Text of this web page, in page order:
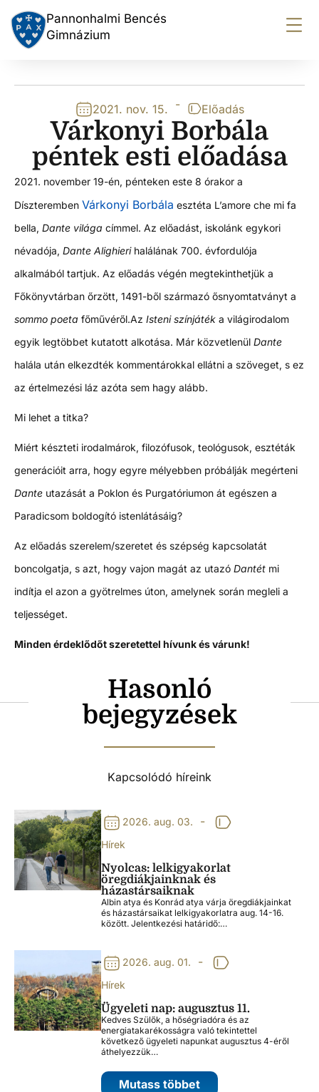
Pannonhalmi Bencés
Gimnázium
2021. nov. 15. - Előadás
Várkonyi Borbála
péntek esti előadása
2021. november 19-én, pénteken este 8 órakor a
Díszteremben Várkonyi Borbála esztéta L’amore che mi fa
bella, Dante világa címmel. Az előadást, iskolánk egykori
névadója, Dante Alighierihalálának 700. évfordulója
alkalmából tartjuk. Az előadás végén megtekinthetjük a
Főkönyvtárban őrzött, 1491-ből származó ősnyomtatványt a
sommo poeta főművéről.Az Isteni színjáték a világirodalom
egyik legtöbbet kutatott alkotása. Már közvetlenül Dante
halála után elkezdték kommentárokkal ellátni a szöveget, s ez
az értelmezési láz azóta sem hagy alább.
Mi lehet a titka?
Miért készteti irodalmárok, filozófusok, teológusok, esztéták
generációit arra, hogy egyre mélyebben próbálják megérteni
Dante utazását a Poklon és Purgatóriumon át egészen a
Paradicsom boldogító istenlátásáig?
Az előadás szerelem/szeretet és szépség kapcsolatát
boncolgatja, s azt, hogy vajon magát az utazó Dantét mi
indítja el azon a gyötrelmes úton, amelynek során megleli a
teljességet.
Minden érdeklődőt szeretettel hívunk és várunk!
Hasonló
bejegyzések
Kapcsolódó híreink
2026. aug. 03. -
Hírek
Nyolcas: lelkigyakorlat
öregdiákjainknak és
házastársaiknak
Albin atya és Konrád atya várja öregdiákjainkat
és házastársaikat lelkigyakorlatra aug. 14-16.
között. Jelentkezési határidő:…
2026. aug. 01. -
Hírek
Ügyeleti nap: augusztus 11.
Kedves Szülők, a hőségriadóra és az
energiatakarékosságra való tekintettel
következő ügyeleti napunkat augusztus 4-éről
áthelyezzük…
Mutass többet